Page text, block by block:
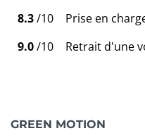
8.3/10
Prise en
9.0/10 Retrait d'une
GREEN MOTION